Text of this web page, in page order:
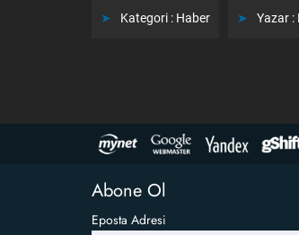
Kategori : Haber Yazar :
Abone Ol
Eposta Adresi